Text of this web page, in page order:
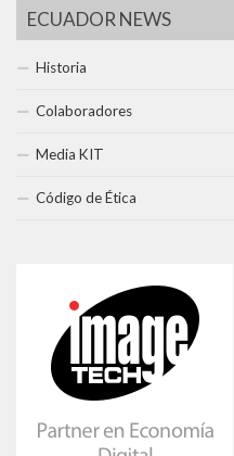
ECUADOR NEWS
Historia
Colaboradores
Media KIT
Código de Ética